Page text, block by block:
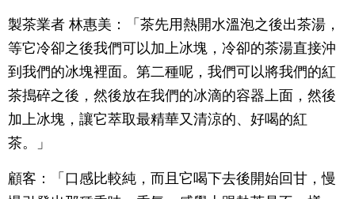
製茶業者 林惠美：「茶先用熱開水溫泡之後出茶湯，
等它冷卻之後我們可以加上冰塊，冷卻的茶湯直接沖
到我們的冰塊裡面。第二種呢，我們可以將我們的紅
茶搗碎之後，然後放在我們的冰滴的容器上面，然後
加上冰塊，讓它萃取最精華又清涼的、好喝的紅
茶。」
顧客：「口感比較純，而且它喝下去後開始回甘，慢